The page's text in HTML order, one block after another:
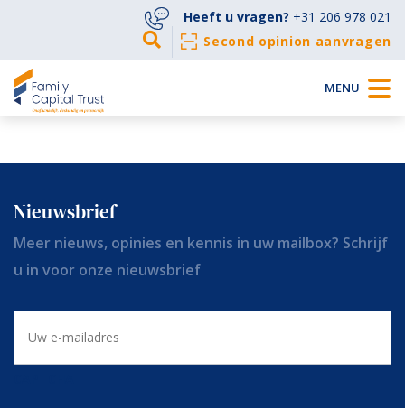
Heeft u vragen? +31 206 978 021
Second opinion aanvragen
MENU
Bekijk alle veel gestelde vragen »
Nieuwsbrief
Meer nieuws, opinies en kennis in uw mailbox? Schrijf
u in voor onze nieuwsbrief
mailadres